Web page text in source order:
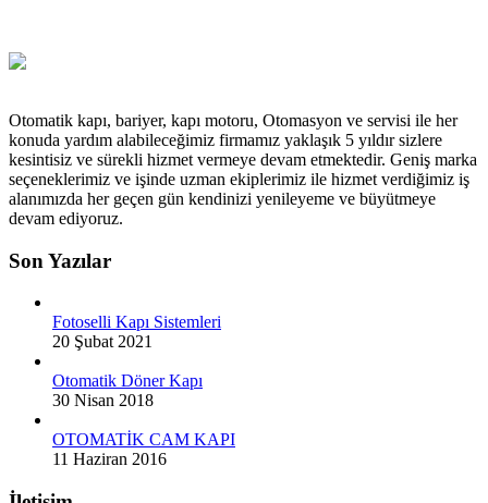
Otomatik kapı, bariyer, kapı motoru, Otomasyon ve servisi ile her
konuda yardım alabileceğimiz firmamız yaklaşık 5 yıldır sizlere
kesintisiz ve sürekli hizmet vermeye devam etmektedir. Geniş marka
seçeneklerimiz ve işinde uzman ekiplerimiz ile hizmet verdiğimiz iş
alanımızda her geçen gün kendinizi yenileyeme ve büyütmeye
devam ediyoruz.
Son Yazılar
Fotoselli Kapı Sistemleri
20 Şubat 2021
Otomatik Döner Kapı
30 Nisan 2018
OTOMATİK CAM KAPI
11 Haziran 2016